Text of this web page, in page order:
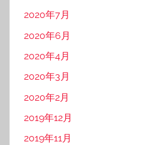
2020年7月
2020年6月
2020年4月
2020年3月
2020年2月
2019年12月
2019年11月